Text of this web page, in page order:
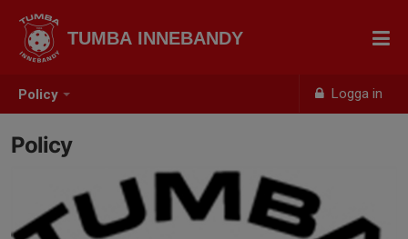
Policy Logga in
TUMBA INNEBANDY
Policy